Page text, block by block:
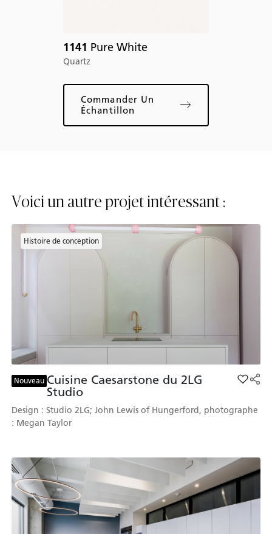
1141 Pure White
Quartz
Commander Un
Échantillon
Voici un autre projet intéressant :
Histoire de conception
Nouveau Cuisine Caesarstone du 2LG
Studio
Add
Design : Studio 2LG; John Lewis of Hungerford, photographe
: Megan Taylor